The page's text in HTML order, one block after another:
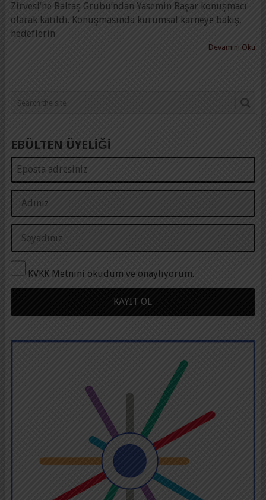
Zirvesi’ne Baltaş Grubu’ndan Yasemin Başar konuşmacı
olarak katıldı. Konuşmasında kurumsal karneye bakış,
hedeflerin
Devamını Oku
EBÜLTEN ÜYELİĞİ
KVKK Metnini okudum ve onaylıyorum.